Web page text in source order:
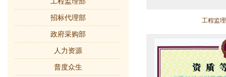
招标代理部
政府采购部
人力资源
普度众生
工程监